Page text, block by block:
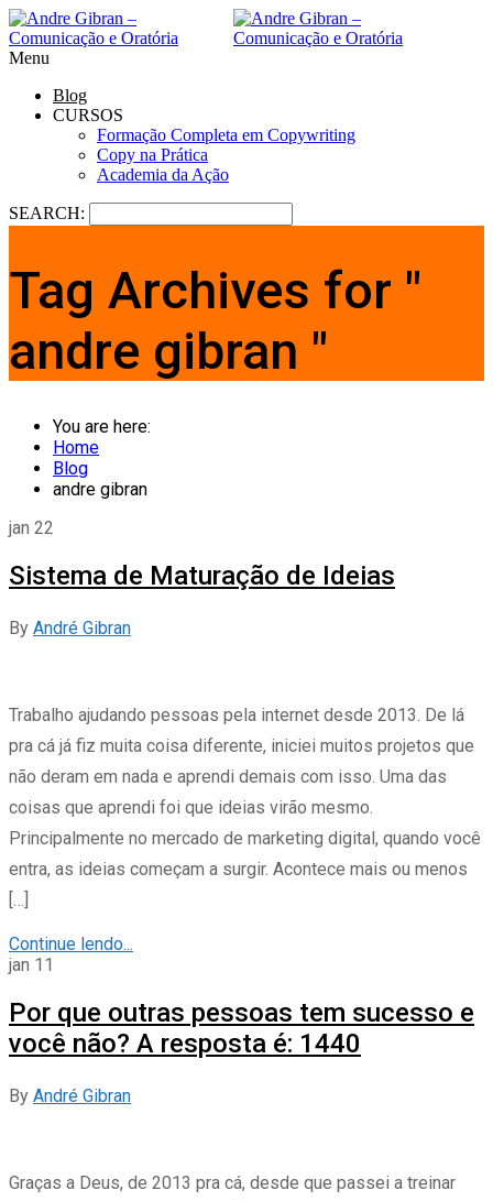
Menu
Blog
CURSOS
Formação Completa em Copywriting
Copy na Prática
Academia da Ação
SEARCH:
Tag Archives for "
andre gibran "
You are here:
Home
Blog
andre gibran
jan 22
Sistema de Maturação de Ideias
By André Gibran
Trabalho ajudando pessoas pela internet desde 2013. De lá
pra cá já fiz muita coisa diferente, iniciei muitos projetos que
não deram em nada e aprendi demais com isso. Uma das
coisas que aprendi foi que ideias virão mesmo.
Principalmente no mercado de marketing digital, quando você
entra, as ideias começam a surgir. Acontece mais ou menos
[…]
Continue lendo...
jan 11
Por que outras pessoas tem sucesso e
você não? A resposta é: 1440
By André Gibran
Graças a Deus, de 2013 pra cá, desde que passei a treinar